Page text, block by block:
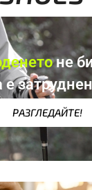
не
е
РАЗГЛЕДАЙТЕ!